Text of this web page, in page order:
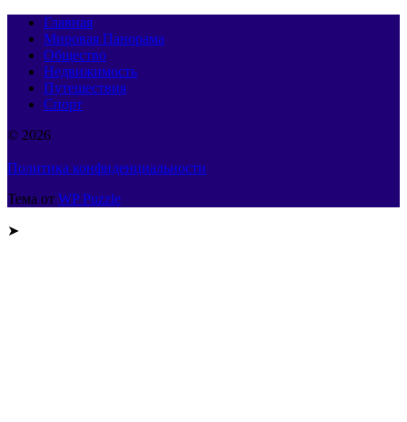
Главная
Мировая Панорама
Общество
Недвижимость
Путешествия
Спорт
© 2026
Политика конфиденциальности
Тема от WP Puzzle
➤